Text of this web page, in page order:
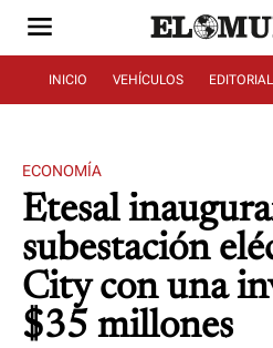
INICIO VEHÍCULOS EDITORIAL
ECONOMÍA
Etesal
subestación
City con una
$35 millones